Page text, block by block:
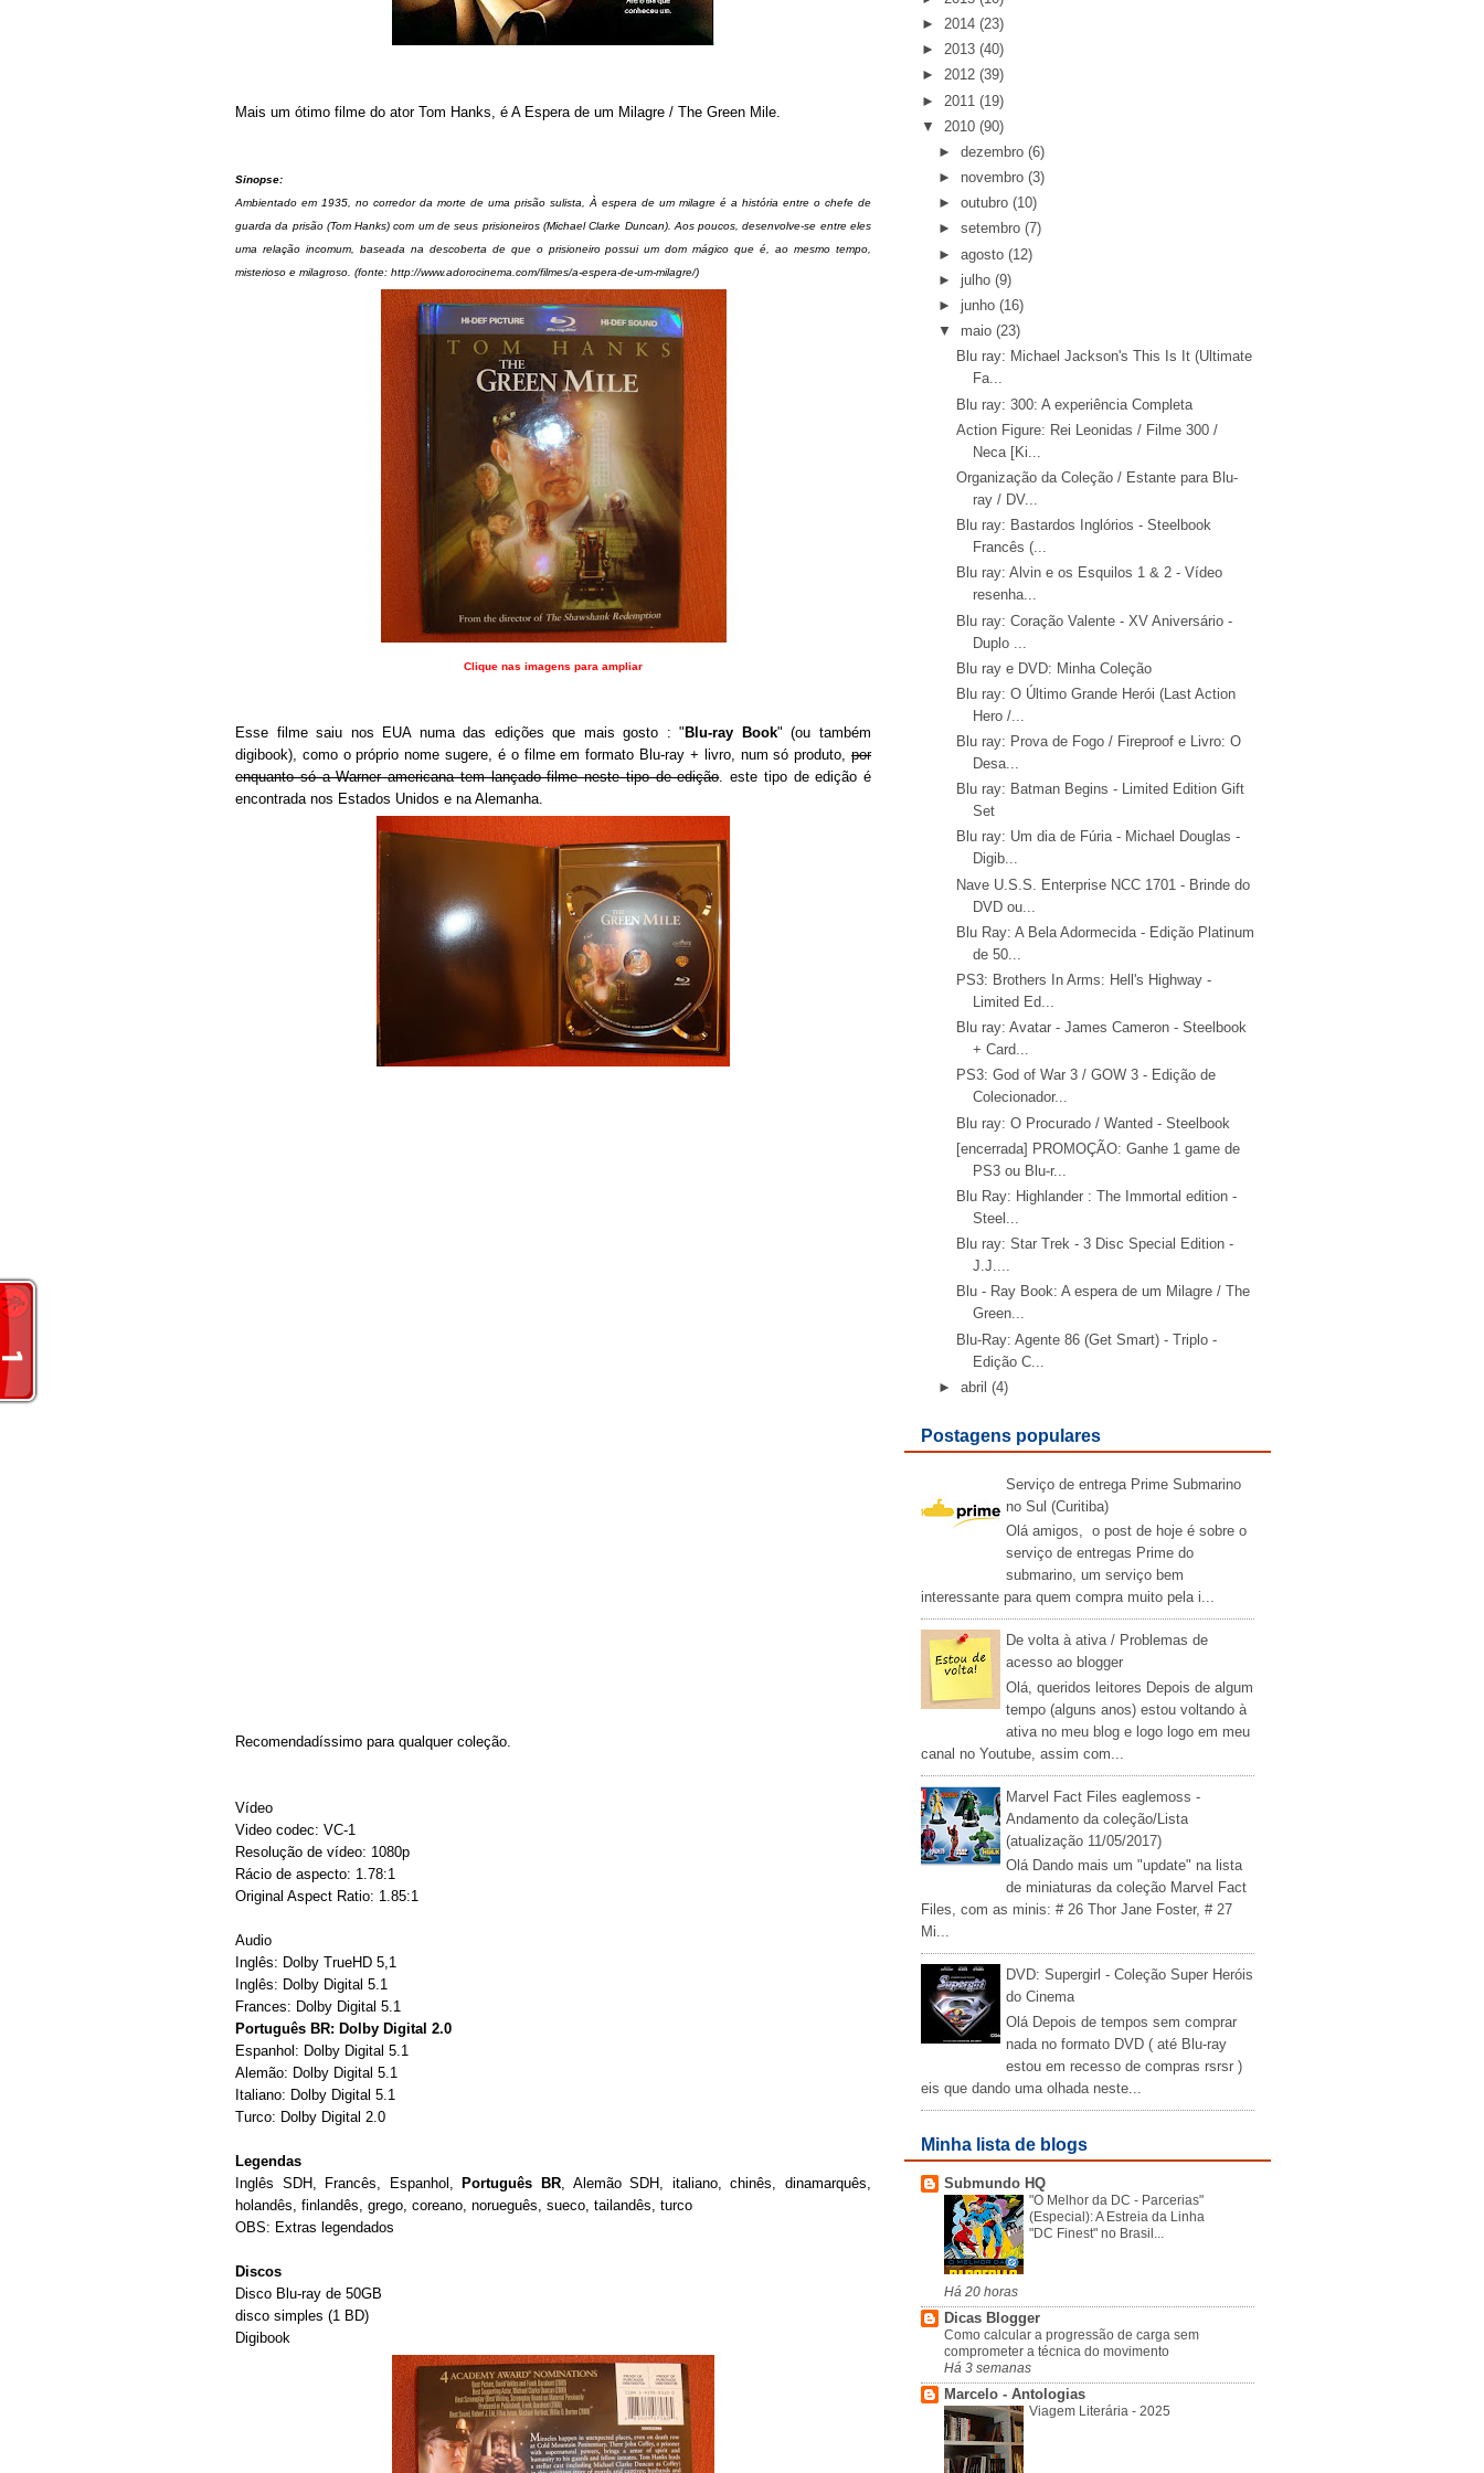
Mais um ótimo filme do ator Tom Hanks, é A Espera de um Milagre / The Green Mile.
Sinopse:
Ambientado em 1935, no corredor da morte de uma prisão sulista, À espera de um milagre é a história entre o chefe de
guarda da prisão (Tom Hanks) com um de seus prisioneiros (Michael Clarke Duncan). Aos poucos, desenvolve-se entre eles
uma relação incomum, baseada na descoberta de que o prisioneiro possui um dom mágico que é, ao mesmo tempo,
misterioso e milagroso. (fonte: http://www.adorocinema.com/filmes/a-espera-de-um-milagre/)
Clique nas imagens para ampliar
Esse filme saiu nos EUA numa das edições que mais gosto : " Blu-ray Book" (ou também
digibook), como o próprio nome sugere, é o filme em formato Blu-ray + livro, num só produto, por
enquanto só a Warner americana tem lançado filme neste tipo de edição. este tipo de edição é
encontrada nos Estados Unidos e na Alemanha.
Recomendadíssimo para qualquer coleção.
Vídeo
Video codec: VC-1
Resolução de vídeo: 1080p
Rácio de aspecto: 1.78:1
Original Aspect Ratio: 1.85:1
Audio
Inglês: Dolby TrueHD 5,1
Inglês: Dolby Digital 5.1
Frances: Dolby Digital 5.1
Português BR: Dolby Digital 2.0
Espanhol: Dolby Digital 5.1
Alemão: Dolby Digital 5.1
Italiano: Dolby Digital 5.1
Turco: Dolby Digital 2.0
Legendas
Inglês SDH, Francês, Espanhol,
Português BR, Alemão SDH, italiano, chinês, dinamarquês,
holandês, finlandês, grego, coreano, norueguês, sueco, tailandês, turco
OBS: Extras legendados
Discos
Disco Blu-ray de 50GB
disco simples (1 BD)
Digibook
► 2014 (23)
► 2013 (40)
► 2012 (39)
► 2011 (19)
▼
2010 (90)
►dezembro (6)
► novembro (3)
►outubro (10)
►setembro (7)
►agosto (12)
► julho (9)
► junho (16)
▼
maio (23)
Blu ray: Michael Jackson's This Is It (Ultimate
Fa...
Blu ray: 300: A experiência Completa
Action Figure: Rei Leonidas / Filme 300 /
Neca [Ki...
Organização da Coleção / Estante para Blu-
ray / DV...
Blu ray: Bastardos Inglórios - Steelbook
Francês (...
Blu ray: Alvin e os Esquilos 1 & 2 - Vídeo
resenha...
Blu ray: Coração Valente - XV Aniversário -
Duplo ...
Blu ray e DVD: Minha Coleção
Blu ray: O Último Grande Herói (Last Action
Hero /...
Blu ray: Prova de Fogo / Fireproof e Livro: O
Desa...
Blu ray: Batman Begins - Limited Edition Gift
Set
Blu ray: Um dia de Fúria - Michael Douglas -
Digib...
Nave U.S.S. Enterprise NCC 1701 - Brinde do
DVD ou...
Blu Ray: A Bela Adormecida - Edição Platinum
de 50...
PS3: Brothers In Arms: Hell's Highway -
Limited Ed...
Blu ray: Avatar - James Cameron - Steelbook
+ Card...
PS3: God of War 3 / GOW 3 - Edição de
Colecionador...
Blu ray: O Procurado / Wanted - Steelbook
[encerrada] PROMOÇÃO: Ganhe 1 game de
PS3 ou Blu-r...
Blu Ray: Highlander : The Immortal edition -
Steel...
Blu ray: Star Trek - 3 Disc Special Edition -
J.J....
Blu - Ray Book: A espera de um Milagre / The
Green...
Blu-Ray: Agente 86 (Get Smart) - Triplo -
Edição C...
►abril (4)
Postagens populares
Serviço de entrega Prime Submarino
no Sul (Curitiba)
Olá amigos, o post de hoje é sobre o
serviço de entregas Prime do
submarino, um serviço bem
interessante para quem compra muito pela i...
De volta à ativa / Problemas de
acesso ao blogger
Olá, queridos leitores Depois de algum
tempo (alguns anos) estou voltando à
ativa no meu blog e logo logo em meu
canal no Youtube, assim com...
Marvel Fact Files eaglemoss -
Andamento da coleção/Lista
(atualização 11/05/2017)
Olá Dando mais um "update" na lista
de miniaturas da coleção Marvel Fact
Files, com as minis: # 26 Thor Jane Foster, # 27
Mi...
DVD: Supergirl - Coleção Super Heróis
do Cinema
Olá Depois de tempos sem comprar
nada no formato DVD ( até Blu-ray
estou em recesso de compras rsrsr )
eis que dando uma olhada neste...
Minha lista de blogs
Submundo HQ
"O Melhor da DC - Parcerias"
(Especial): A Estreia da Linha
"DC Finest" no Brasil...
Há 20 horas
Dicas Blogger
Como calcular a progressão de carga sem
comprometer a técnica do movimento
Há 3 semanas
Marcelo - Antologias
Viagem Literária - 2025